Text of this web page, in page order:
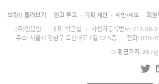
· 브릿G 둘러보기 · 원고 투고 · 기획 제안 · 제안/제보 · 회원
(주)민음인 | 대표: 박근섭 | 사업자등록번호: 211-88-
주소: 서울시 강남구 도산대로 1길 62 5층 | 전화: 070-
©황금가지 . All